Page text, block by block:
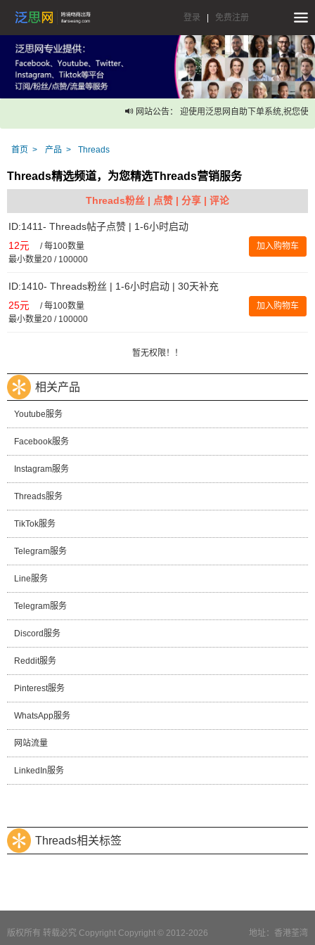
登录 免费注册
网站公告： 迎使用泛思网自助下单系统,祝您使用
首页 产品 Threads
Threads精选频道，为您精选Threads营销服务
Threads粉丝 | 点赞 | 分享 | 评论
ID:1411- Threads帖子点赞 | 1-6小时启动
12元 /每100数量
最小数量20 / 100000
加入购物车
ID:1410- Threads粉丝 | 1-6小时启动 | 30天补充
25元 /每100数量
最小数量20 / 100000
加入购物车
暂无权限！！
相关产品
Youtube服务
Facebook服务
Instagram服务
Threads服务
TikTok服务
Telegram服务
Line服务
Telegram服务
Discord服务
Reddit服务
Pinterest服务
WhatsApp服务
网站流量
LinkedIn服务
Threads相关标签
地址：香港荃湾
版权所有 转载必究 Copyright Copyright © 2012-2026